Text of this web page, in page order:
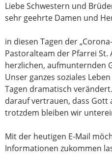
Liebe Schwestern und
sehr geehrte Damen und
in diesen Tagen der
Pastoralteam der Pfarrei St.
herzlichen, aufmunternden
Unser ganzes soziales
Tagen dramatisch
darauf vertrauen, dass Gott
trotzdem bleiben wir
Mit der heutigen E-Mail
Informationen zukommen